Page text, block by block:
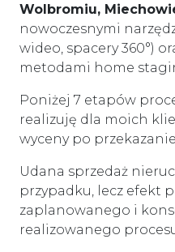
Wolbromiu,
nowoczesnymi
wideo, spacery 360°)
metodami home
Poniżej 7 etapów
realizuję dla moich
wyceny po
Udana sprzedaż
przypadku, lecz efekt
zaplanowanego i
realizowanego